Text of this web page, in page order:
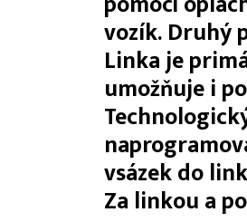
vozík. Druhý
Linka je
umožňuje i
vsázek do
Za linkou a